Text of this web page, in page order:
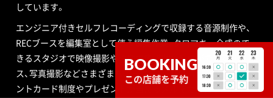
BOOKING
この店舗を予約
しています。
エンジニア付きセルフレコーディングで収録する音源制作や、
RECブースを編集室として使う編集作業、クロマキー合成ので
きるスタジオで映像撮影や映像編集・制作、配信ができるサービ
ス、写真撮影などさまざまなニーズにも対応いたします。ポイ
ントカード制度やプレゼントが当たるメルマガ情報も配信中。